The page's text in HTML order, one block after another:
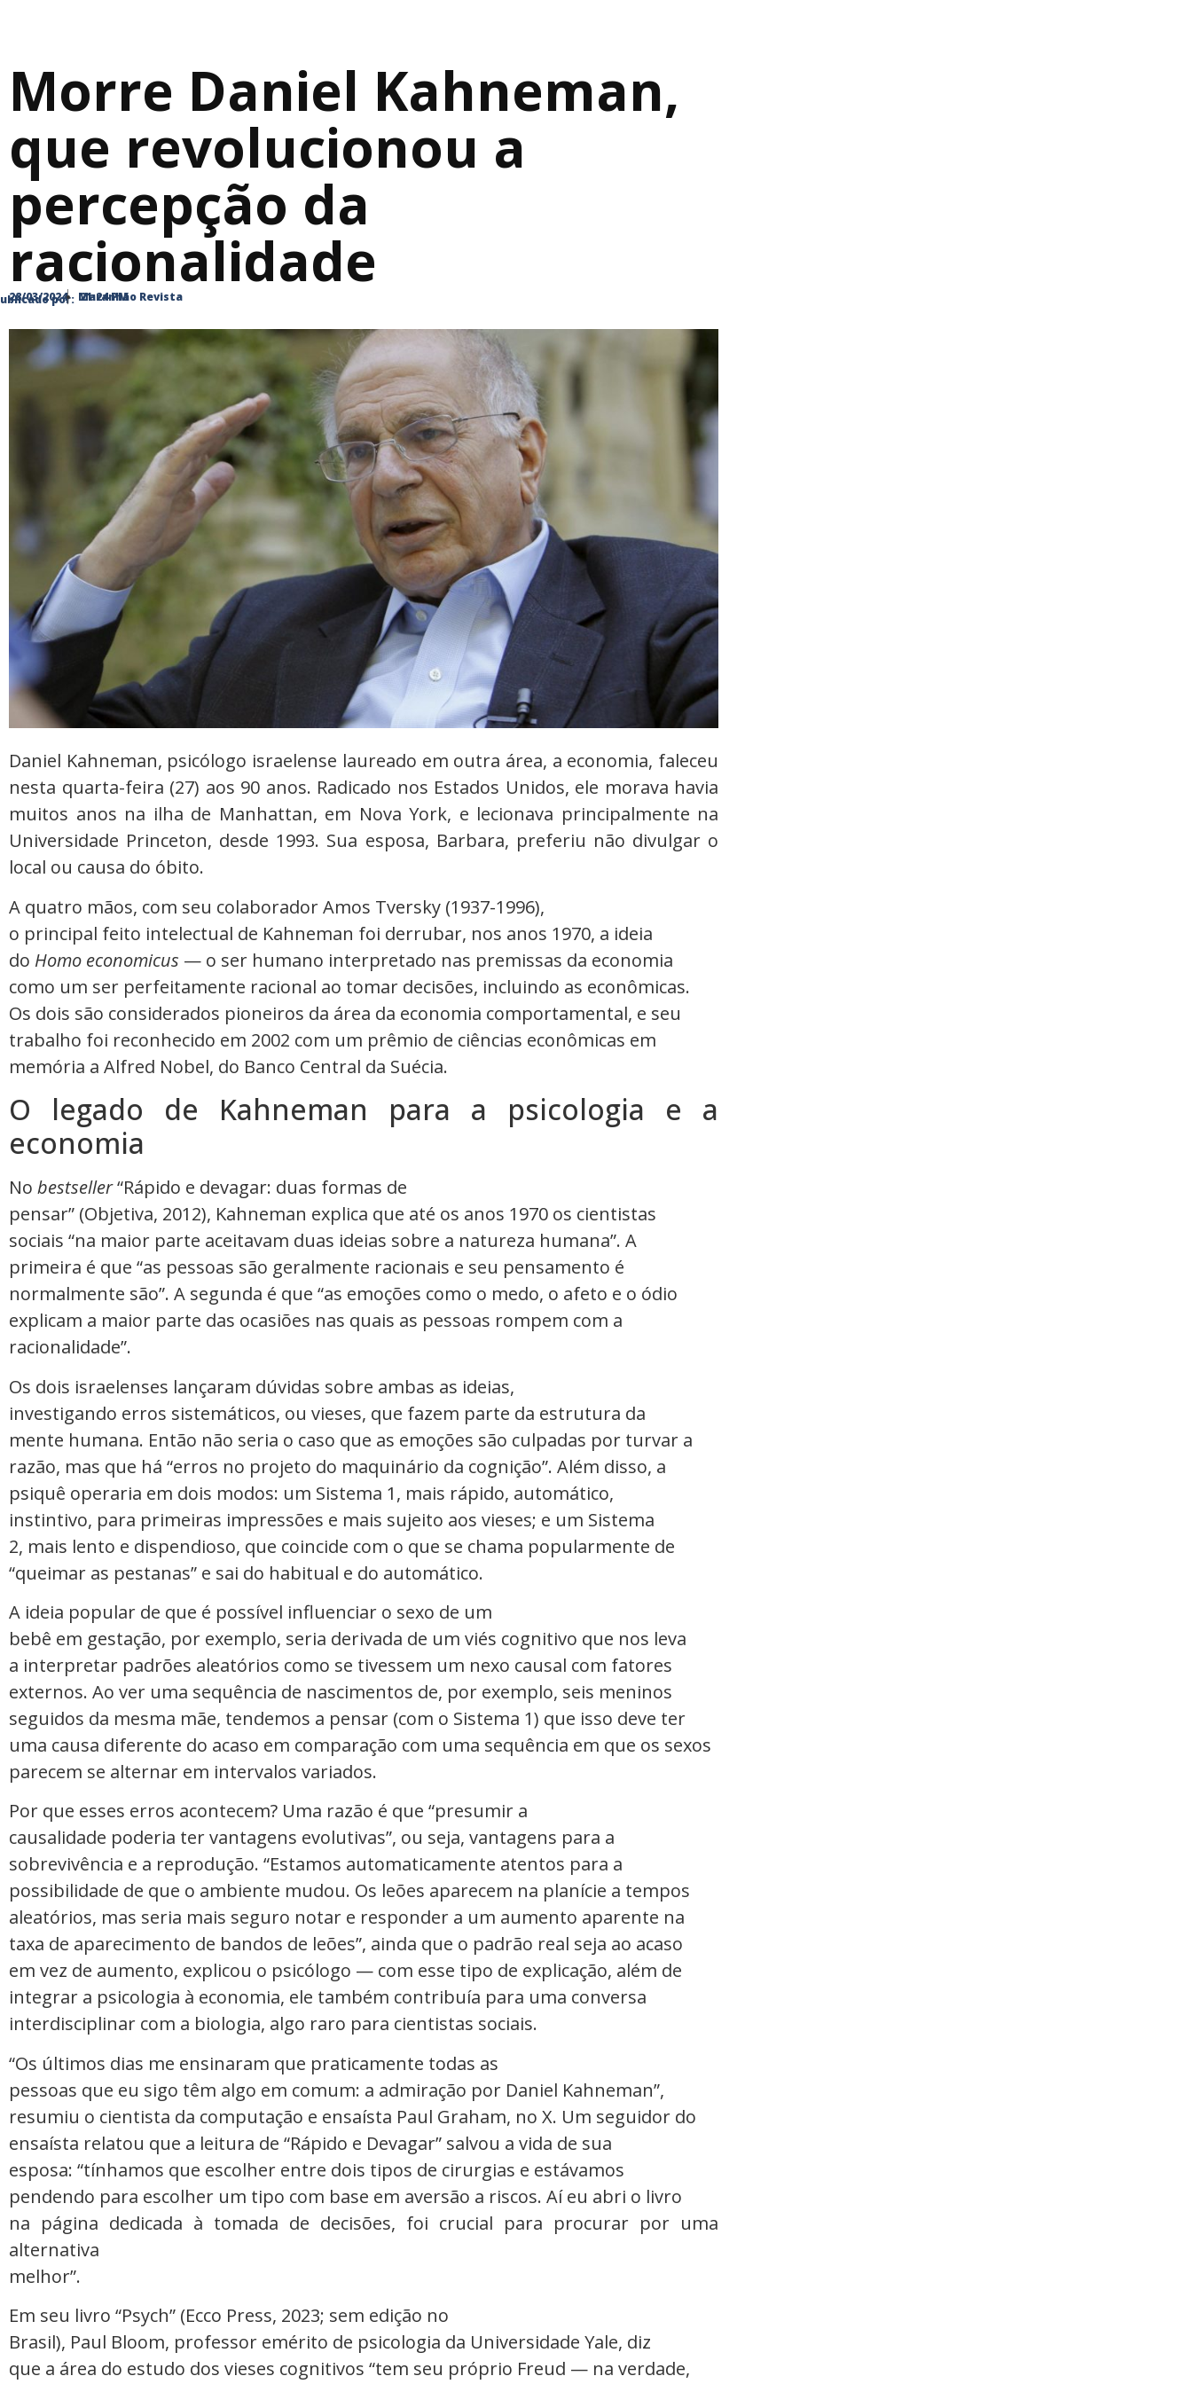
Morre Daniel Kahneman,
que revolucionou a
percepção da
racionalidade
por: Maranhão Revista
28/03/2024 21:24 PM
Daniel Kahneman, psicólogo israelense laureado em outra área, a economia, faleceu
nesta quarta-feira (27) aos 90 anos. Radicado nos Estados Unidos, ele morava havia
muitos anos na ilha de Manhattan, em Nova York, e lecionava principalmente na
Universidade Princeton, desde 1993. Sua esposa, Barbara, preferiu não divulgar o
local ou causa do óbito.
A quatro mãos, com seu colaborador Amos Tversky (1937-1996),
o principal feito intelectual de Kahneman foi derrubar, nos anos 1970, a ideia
do Homo economicus — o ser humano interpretado nas premissas da economia
como um ser perfeitamente racional ao tomar decisões, incluindo as econômicas.
Os dois são considerados pioneiros da área da economia comportamental, e seu
trabalho foi reconhecido em 2002 com um prêmio de ciências econômicas em
memória a Alfred Nobel, do Banco Central da Suécia.
O legado de Kahneman para a psicologia e a
economia
No bestseller“Rápido e devagar: duas formas de
pensar” (Objetiva, 2012), Kahneman explica que até os anos 1970 os cientistas
sociais “na maior parte aceitavam duas ideias sobre a natureza humana”. A
primeira é que “as pessoas são geralmente racionais e seu pensamento é
normalmente são”. A segunda é que “as emoções como o medo, o afeto e o ódio
explicam a maior parte das ocasiões nas quais as pessoas rompem com a
racionalidade”.
Os dois israelenses lançaram dúvidas sobre ambas as ideias,
investigando erros sistemáticos, ou vieses, que fazem parte da estrutura da
mente humana. Então não seria o caso que as emoções são culpadas por turvar a
razão, mas que há “erros no projeto do maquinário da cognição”. Além disso, a
psiquê operaria em dois modos: um Sistema 1, mais rápido, automático,
instintivo, para primeiras impressões e mais sujeito aos vieses; e um Sistema
2, mais lento e dispendioso, que coincide com o que se chama popularmente de
“queimar as pestanas” e sai do habitual e do automático.
A ideia popular de que é possível influenciar o sexo de um
bebê em gestação, por exemplo, seria derivada de um viés cognitivo que nos leva
a interpretar padrões aleatórios como se tivessem um nexo causal com fatores
externos. Ao ver uma sequência de nascimentos de, por exemplo, seis meninos
seguidos da mesma mãe, tendemos a pensar (com o Sistema 1) que isso deve ter
uma causa diferente do acaso em comparação com uma sequência em que os sexos
parecem se alternar em intervalos variados.
Por que esses erros acontecem? Uma razão é que “presumir a
causalidade poderia ter vantagens evolutivas”, ou seja, vantagens para a
sobrevivência e a reprodução. “Estamos automaticamente atentos para a
possibilidade de que o ambiente mudou. Os leões aparecem na planície a tempos
aleatórios, mas seria mais seguro notar e responder a um aumento aparente na
taxa de aparecimento de bandos de leões”, ainda que o padrão real seja ao acaso
em vez de aumento, explicou o psicólogo — com esse tipo de explicação, além de
integrar a psicologia à economia, ele também contribuía para uma conversa
interdisciplinar com a biologia, algo raro para cientistas sociais.
“Os últimos dias me ensinaram que praticamente todas as
pessoas que eu sigo têm algo em comum: a admiração por Daniel Kahneman”,
resumiu o cientista da computação e ensaísta Paul Graham, no X. Um seguidor do
ensaísta relatou que a leitura de “Rápido e Devagar” salvou a vida de sua
esposa: “tínhamos que escolher entre dois tipos de cirurgias e estávamos
pendendo para escolher um tipo com base em aversão a riscos. Aí eu abri o livro
na página dedicada à tomada de decisões, foi crucial para procurar por uma
alternativa
melhor”.
Em seu livro “Psych” (Ecco Press, 2023; sem edição no
Brasil), Paul Bloom, professor emérito de psicologia da Universidade Yale, diz
que a área do estudo dos vieses cognitivos “tem seu próprio Freud — na verdade,